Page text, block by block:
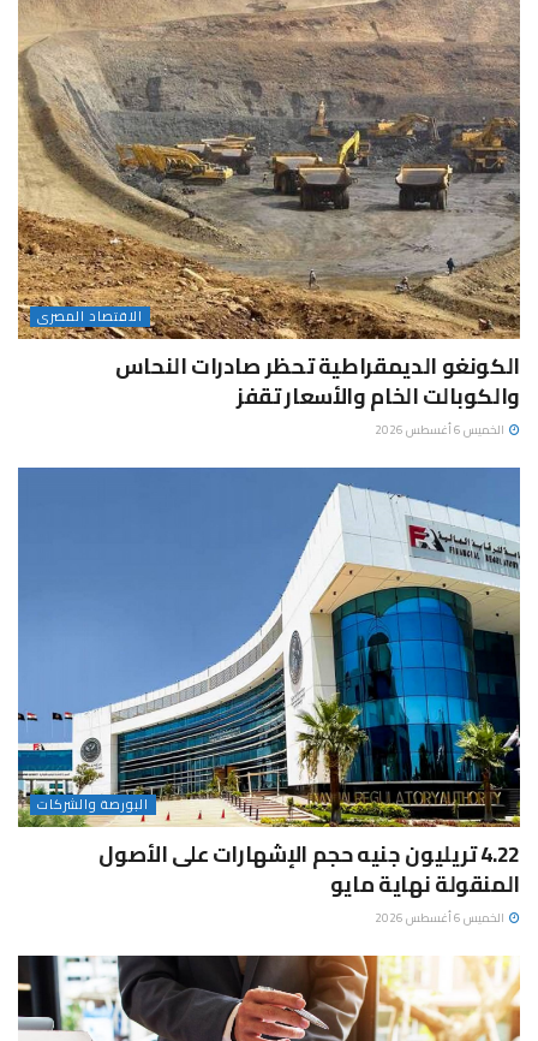
الاقتصاد المصرى
الكونغو الديمقراطية تحظر صادرات النحاس
والكوبالت الخام والأسعار تقفز
الخميس 6 أغسطس 2026
البورصة والشركات
4.22 تريليون جنيه حجم الإشهارات على الأصول
المنقولة نهاية مايو
الخميس 6 أغسطس 2026